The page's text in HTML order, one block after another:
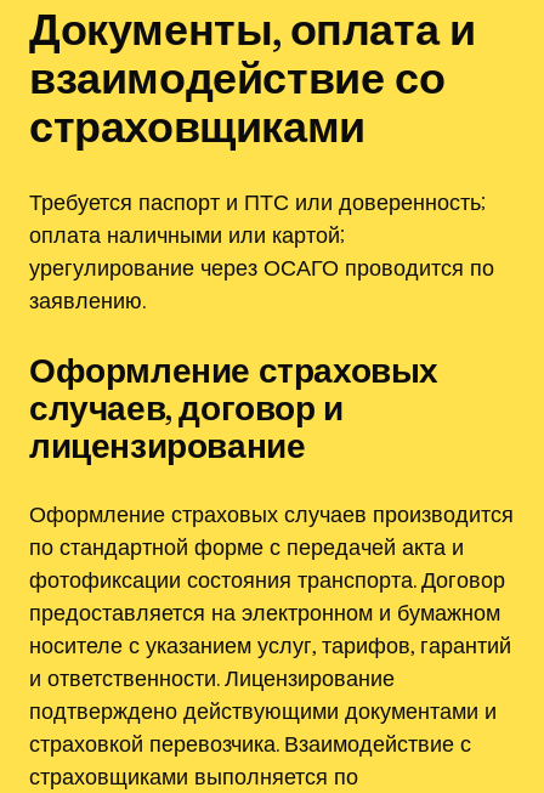
Документы, оплата и
взаимодействие со
страховщиками
Требуется паспорт и ПТС или доверенность;
оплата наличными или картой;
урегулирование через ОСАГО проводится по
заявлению.
Оформление страховых
случаев, договор и
лицензирование
Оформление страховых случаев производится
по стандартной форме с передачей акта и
фотофиксации состояния транспорта. Договор
предоставляется на электронном и бумажном
носителе с указанием услуг, тарифов, гарантий
и ответственности. Лицензирование
подтверждено действующими документами и
страховкой перевозчика. Взаимодействие с
страховщиками выполняется по